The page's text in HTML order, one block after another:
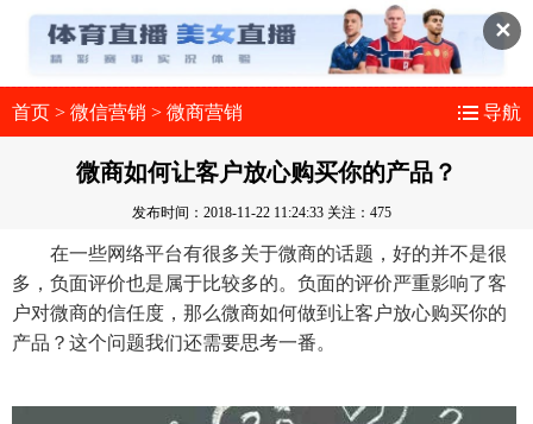
✕
首页 > 微信营销 > 微商营销 导航
微商如何让客户放心购买你的产品？
发布时间：2018-11-22 11:24:33 关注：475
在一些网络平台有很多关于微商的话题，好的并不是很
多，负面评价也是属于比较多的。负面的评价严重影响了客
户对微商的信任度，那么微商如何做到让客户放心购买你的
产品？这个问题我们还需要思考一番。